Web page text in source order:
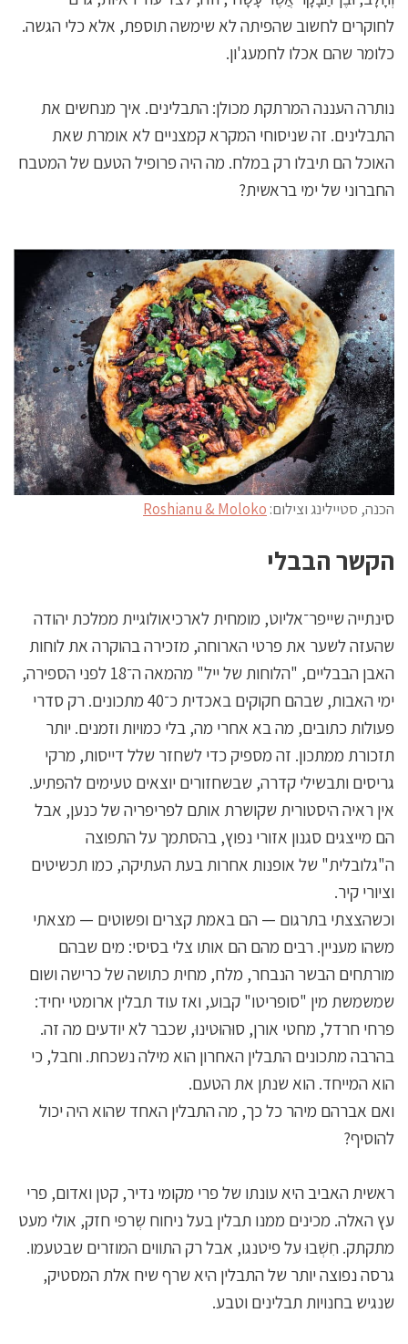
לחוקרים לחשוב שהפיתה לא שימשה תוספת, אלא כלי הגשה.
כלומר שהם אכלו לחמעג'ון.
נותרה העננה המרתקת מכולן: התבלינים. איך מנחשים את
התבלינים. זה שניסוחי המקרא קמצניים לא אומרת שאת
האוכל הם תיבלו רק במלח. מה היה פרופיל הטעם של המטבח
החברוני של ימי בראשית?
הכנה, סטיילינג וצילום: Roshianu & Moloko
הקשר הבבלי
סינתייה שייפר־אליוט, מומחית לארכיאולוגיית ממלכת יהודה
שהעזה לשער את פרטי הארוחה, מזכירה בהוקרה את לוחות
האבן הבבליים, "הלוחות של ייל" מהמאה ה־18 לפני הספירה,
ימי האבות, שבהם חקוקים באכדית כ־40 מתכונים. רק סדרי
פעולות כתובים, מה בא אחרי מה, בלי כמויות וזמנים. יותר
תזכורת ממתכון. זה מספיק כדי לשחזר שלל דייסות, מרקי
גריסים ותבשילי קדרה, שבשחזורים יוצאים טעימים להפתיע.
אין ראיה היסטורית שקושרת אותם לפריפריה של כנען, אבל
הם מייצגים סגנון אזורי נפוץ, בהסתמך על התפוצה
ה"גלובלית" של אופנות אחרות בעת העתיקה, כמו תכשיטים
וציורי קיר.
וכשהצצתי בתרגום — הם באמת קצרים ופשוטים — מצאתי
משהו מעניין. רבים מהם הם אותו צלי בסיסי: מים שבהם
מורתחים הבשר הנבחר, מלח, מחית כתושה של כרישה ושום
שמשמשת מין "סופריטו" קבוע, ואז עוד תבלין ארומטי יחיד:
פרחי חרדל, מחטי אורן, סוּהוּטינוּ, שכבר לא יודעים מה זה.
בהרבה מתכונים התבלין האחרון הוא מילה נשכחת. וחבל, כי
הוא המייחד. הוא שנתן את הטעם.
ואם אברהם מיהר כל כך, מה התבלין האחד שהוא היה יכול
להוסיף?
ראשית האביב היא עונתו של פרי מקומי נדיר, קטן ואדום, פרי
עץ האלה. מכינים ממנו תבלין בעל ניחוח שְרפי חזק, אולי מעט
מתקתק. חִשְׁבוּ על פיטנגו, אבל רק התווים המוזרים שבטעמו.
גרסה נפוצה יותר של התבלין היא שרף שיח אלת המסטיק,
שנגיש בחנויות תבלינים וטבע.